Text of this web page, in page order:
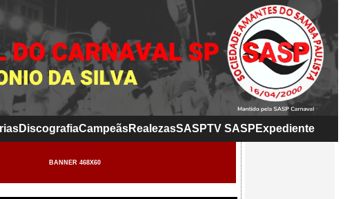
DiscografiaCampeãsRealezasSASPTV SASP Expediente
BANNER 468X60